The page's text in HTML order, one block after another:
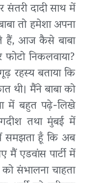
दादी साथ में
तो हमेशा अपना
हैं,आज कैसे बाबा
निकलवाया?
रहस्य बताया कि
थी। मैंने बाबा को
में बहुत पढ़े-लिखे
तथा मुंबई में
समझता हूँ कि अब
मैं एडवांस पार्टी में
संभालना चाहता